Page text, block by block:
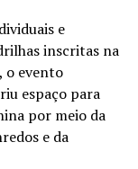
e
inscritas na
o evento
espaço para
por meio da
e da